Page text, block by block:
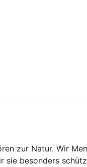
zur Natur. Wir
sie besonders